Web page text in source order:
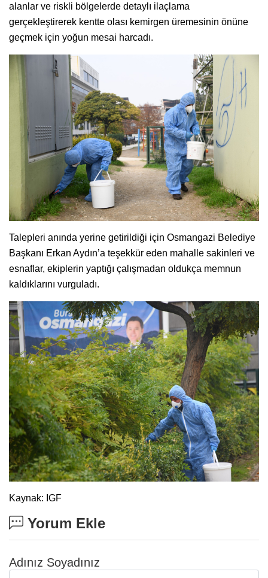
alanlar ve riskli bölgelerde detaylı ilaçlama
gerçekleştirerek kentte olası kemirgen üremesinin önüne
geçmek için yoğun mesai harcadı.
Talepleri anında yerine getirildiği için Osmangazi Belediye
Başkanı Erkan Aydın’a teşekkür eden mahalle sakinleri ve
esnaflar, ekiplerin yaptığı çalışmadan oldukça memnun
kaldıklarını vurguladı.
Kaynak: IGF
Yorum Ekle
Adınız Soyadınız